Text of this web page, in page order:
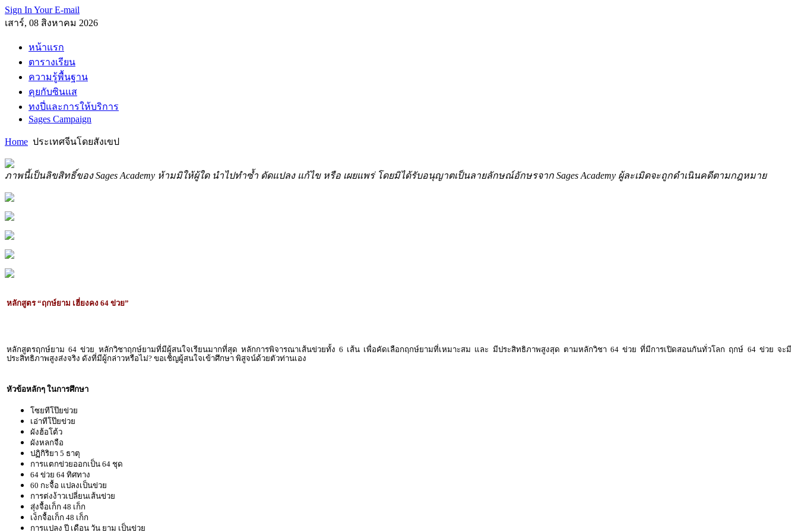
Sign In Your E-mail
เสาร์, 08 สิงหาคม 2026
หน้าแรก
ตารางเรียน
ความรู้พื้นฐาน
คุยกับซินแส
ทงปี่และการให้บริการ
Sages Campaign
Home ประเทศจีนโดยสังเขป
ภาพนี้เป็นลิขสิทธิ์ของ Sages Academy ห้ามมิให้ผู้ใด นำไปทำซ้ำ ดัดแปลง แก้ไข หรือ เผยแพร่ โดยมิได้รับอนุญาตเป็นลายลักษณ์อักษรจาก Sages Academy ผู้ละเมิดจะถูกดำเนินคดีตามกฎหมาย
หลักสูตร “ฤกษ์ยาม เฮี่ยงคง 64 ข่วย”
หลักสูตรฤกษ์ยาม 64 ข่วย หลักวิชาฤกษ์ยามที่มีผู้สนใจเรียนมากที่สุด หลักการพิจารณาเส้นข่วยทั้ง 6 เส้น เพื่อคัดเลือกฤกษ์ยามที่เหมาะสม และ มีประสิทธิภาพสูงสุด ตามหลักวิชา 64 ข่วย ที่มีการเปิดสอนกันทั่วโลก ฤกษ์ 64 ข่วย จะมี
ประสิทธิภาพสูงส่งจริง ดังที่มีผู้กล่าวหรือไม่? ขอเชิญผู้สนใจเข้าศึกษา พิสูจน์ด้วยตัวท่านเอง
หัวข้อหลักๆ ในการศึกษา
โซยทีโป๊ยข่วย
เอ่าทีโป๊ยข่วย
ผังฮ้อโต้ว
ผังหลกจือ
ปฏิกิริยา 5 ธาตุ
การแตกข่วยออกเป็น 64 ชุด
64 ข่วย 64 ทิศทาง
60 กะจื้อ แปลงเป็นข่วย
การต่งง้าวเปลี่ยนเส้นข่วย
สุ่งจื้อเก็ก 48 เก็ก
เง็กจื้อเก็ก 48 เก็ก
การแปลง ปี เดือน วัน ยาม เป็นข่วย